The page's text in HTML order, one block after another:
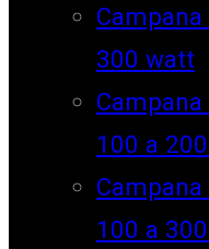
Campana
300 watt
Campana
100 a
Campana
100 a